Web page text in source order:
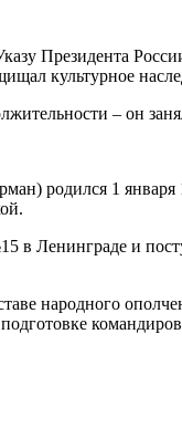
Президента
культурное
– он
родился 1
в Ленинграде и
народного